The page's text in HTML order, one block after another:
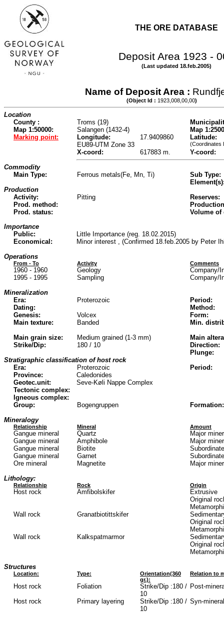
THE ORE DATABASE
Deposit Area 1923 -
(Last updated 18.feb.2005)
Name of Deposit Area :
(Object Id : 1923,008,00,00)
Location
County :
Troms (19)
Map 1:50000:
Salangen (1432-4)
Map
Marking point:
Longitude: 17.9409860
Latitude:
EU89-UTM Zone 33
(Coordinates
X-coord: 617883 m.
Y-coord:
Commodity
Main Type:
Ferrous metals(Fe, Mn, Ti)
Sub Type:
Production
Activity:
Pitting
Reserves:
Prod. method:
Prod. status:
Volume of
Importance
Public:
Little Importance (reg. 18.02.2015)
Economical:
Minor interest , (Confirmed 18.feb.2005 by Peter
Operations
From - To Activity Comments
1960 - 1960 Geology
Company/
1995 - 1995
Sampling
Company/
Mineralization
Era:
Proterozoic
Period:
Dating:
Method:
Genesis:
Volcex
Form:
Main texture:
Banded
Min.
Main grain size:
Medium grained (1-3 mm)
Main
Strike/Dip:
180 / 10
Direction:
Plunge:
Stratigraphic classification of host rock
Era:
Proterozoic
Period:
Province:
Caledonides
Geotec.unit:
Seve-Køli Nappe Complex
Tectonic complex:
Igneous complex:
Group:
Bogengruppen
Formation:
Mineralogy
Relationship Mineral Amount
Gangue mineral Quartz
Major
Gangue mineral
Amphibole
Major
Gangue mineral
Biotite
Gangue mineral
Garnet
Ore mineral
Magnetite
Major
Lithology:
Relationship Rock Origin
Host rock Amfibolskifer
Extrusive
Original
Wall rock
Granatbiotittskifer
Original
Wall rock
Kalkspatmarmor
Original
Structures
Location: Type:
Orientation(360
gr.):
Relation to
Host rock Foliation
Strike/Dip :180 /
10
Post-
Host rock
Primary layering
Strike/Dip :180 /
10
Syn-